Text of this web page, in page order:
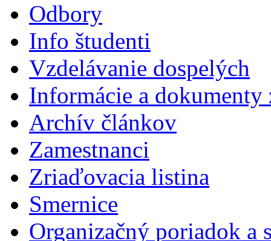
Odbory
Info študenti
Vzdelávanie dospelých
Informácie a
Archív článkov
Zamestnanci
Zriaďovacia listina
Smernice
Organizačný poriadok a